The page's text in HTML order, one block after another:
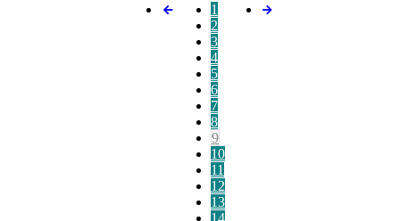
1
2
3
4
5
6
7
8
9
10
11
12
13
14